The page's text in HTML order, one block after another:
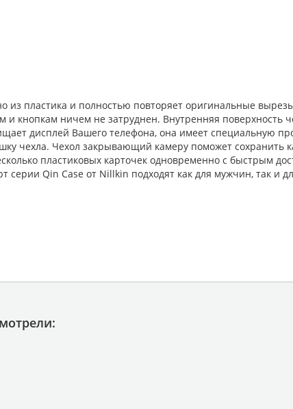
из пластика и полностью повторяет оригинальные
и кнопкам ничем не затруднен. Внутренняя поверхность
дисплей Вашего телефона, она имеет специальную
чехла. Чехол закрывающий камеру поможет сохранить
пластиковых карточек одновременно с быстрым
Qin Case от Nillkin подходят как для мужчин, так и